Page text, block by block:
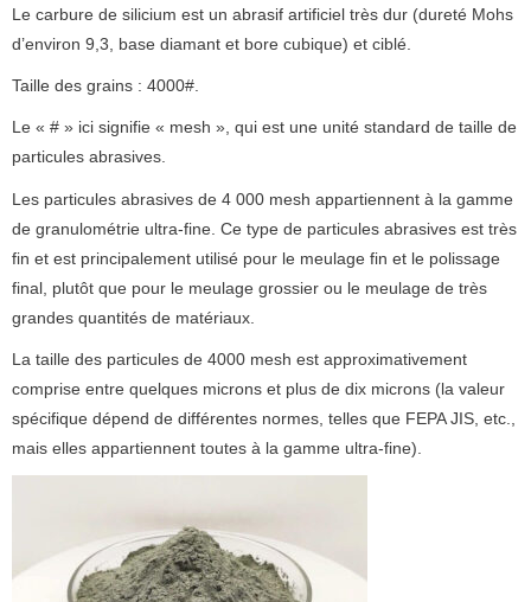
Le carbure de silicium est un abrasif artificiel très dur (dureté Mohs
d’environ 9,3, base diamant et bore cubique) et ciblé.
Taille des grains : 4000#.
Le « # » ici signifie « mesh », qui est une unité standard de taille de
particules abrasives.
Les particules abrasives de 4 000 mesh appartiennent à la gamme
de granulométrie ultra-fine. Ce type de particules abrasives est très
fin et est principalement utilisé pour le meulage fin et le polissage
final, plutôt que pour le meulage grossier ou le meulage de très
grandes quantités de matériaux.
La taille des particules de 4000 mesh est approximativement
comprise entre quelques microns et plus de dix microns (la valeur
spécifique dépend de différentes normes, telles que FEPA JIS, etc.,
mais elles appartiennent toutes à la gamme ultra-fine).